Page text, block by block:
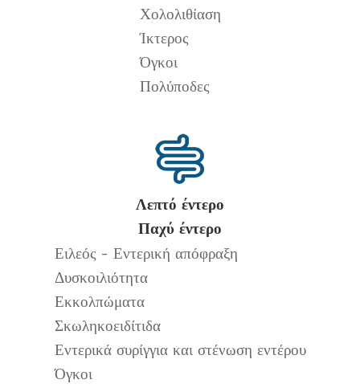
Χολολιθίαση
Ίκτερος
Όγκοι
Πολύποδες
Λεπτό έντερο
Παχύ έντερο
Ειλεός - Εντερική απόφραξη
Δυσκοιλιότητα
Εκκολπώματα
Σκωληκοειδίτιδα
Εντερικά συρίγγια και στένωση εντέρου
Όγκοι